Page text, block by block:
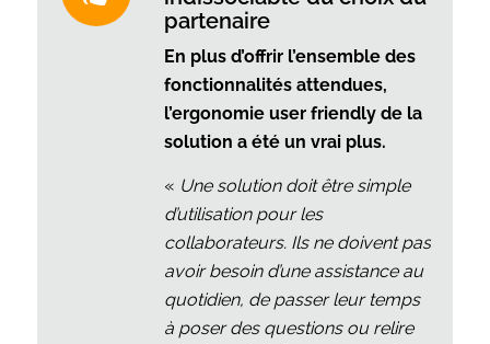
partenaire
En plus d’offrir l’ensemble des
fonctionnalités attendues,
l’ergonomie user friendly de la
solution a été un vrai plus.
« Une solution doit être simple
d’utilisation pour les
collaborateurs. Ils ne doivent pas
avoir besoin d’une assistance au
quotidien, de passer leur temps
à poser des questions ou relire